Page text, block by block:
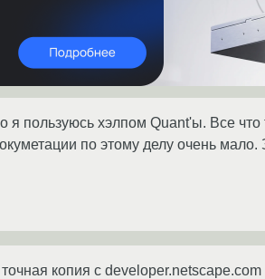
я пользуюсь хэлпом Quant'ы. Все
по этому делу очень
копия с developer.netscape.com